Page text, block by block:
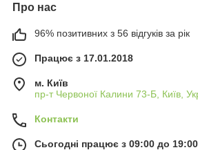
Про нас
96% позитивних з 56 відгуків за рік
Працює з 17.01.2018
м. Київ
пр-т Червоної Калини 73-Б, Київ,
Контакти
Сьогодні працює з 09:00 до 19:00